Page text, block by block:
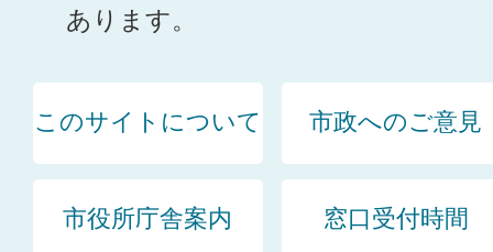
あります。
このサイトについて 市政へのご意見
市役所庁舎案内 窓口受付時間